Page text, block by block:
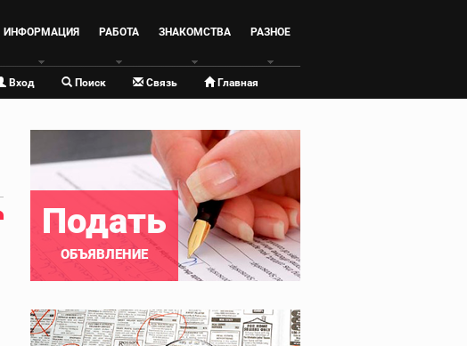
ИНФОРМАЦИЯ РАБОТА ЗНАКОМСТВА РАЗНОЕ
Вход Поиск Связь Главная
Подать
ОБЪЯВЛЕНИЕ